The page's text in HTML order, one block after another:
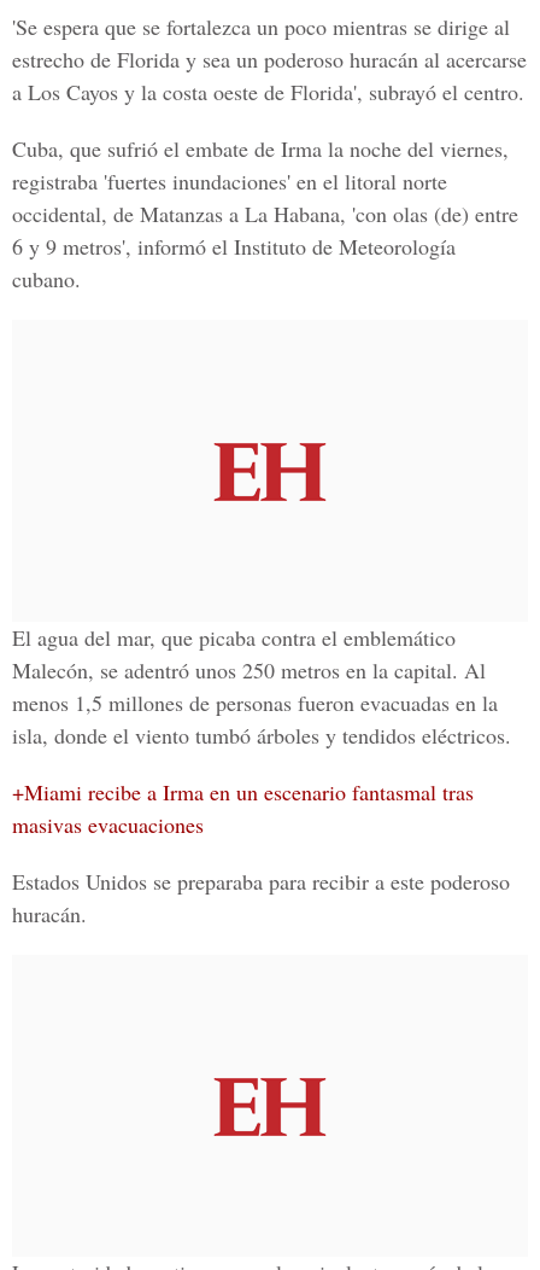
'Se espera que se fortalezca un poco mientras se dirige al
estrecho de Florida y sea un poderoso huracán al acercarse
a Los Cayos y la costa oeste de Florida', subrayó el centro.
Cuba, que sufrió el embate de Irma la noche del viernes,
registraba 'fuertes inundaciones' en el litoral norte
occidental, de Matanzas a La Habana, 'con olas (de) entre
6 y 9 metros', informó el Instituto de Meteorología
cubano.
El agua del mar, que picaba contra el emblemático
Malecón, se adentró unos 250 metros en la capital. Al
menos 1,5 millones de personas fueron evacuadas en la
isla, donde el viento tumbó árboles y tendidos eléctricos.
+Miami recibe a Irma en un escenario fantasmal tras
masivas evacuaciones
Estados Unidos se preparaba para recibir a este poderoso
huracán.